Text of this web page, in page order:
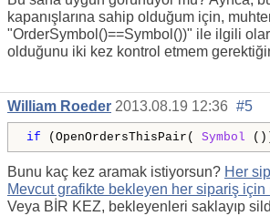
kapanışlarına sahip olduğum için,
"OrderSymbol()==Symbol())" ile ilgili
olduğunu iki kez kontrol etmem
William Roeder 2013.08.19 12:36 #5
if (OpenOrdersThisPair( Symbol
Bunu kaç kez aramak istiyorsun? Her
Mevcut grafikte bekleyen her sipariş
Veya BİR KEZ, bekleyenleri saklayıp